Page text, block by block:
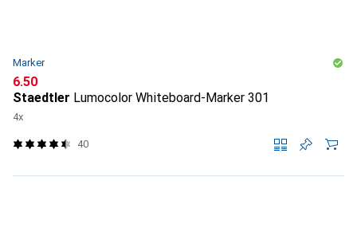
Marker
CHF
6.50
Staedtler Lumocolor Whiteboard-Marker 301
4x
40